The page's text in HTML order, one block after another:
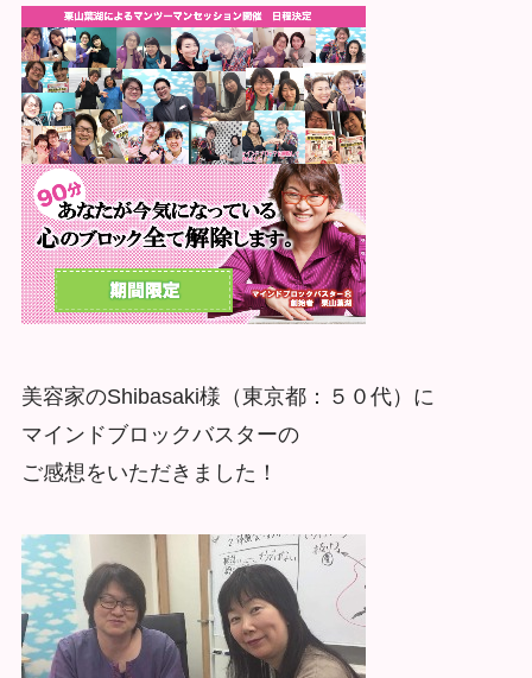
美容家のShibasaki様（東京都：５０代）に
マインドブロックバスターの
ご感想をいただきました！